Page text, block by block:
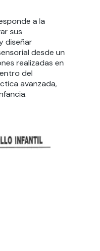
a la
sus
diseñar
desde un
realizadas en
del
avanzada,